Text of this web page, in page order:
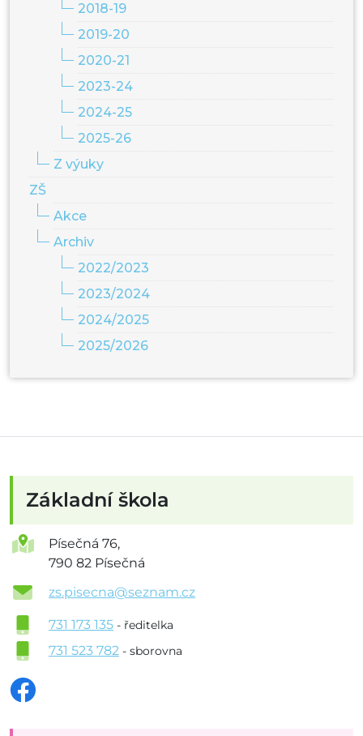
2018-19
2019-20
2020-21
2023-24
2024-25
2025-26
Z výuky
ZŠ
Akce
Archiv
2022/2023
2023/2024
2024/2025
2025/2026
Základní škola
Písečná 76,
790 82 Písečná
zs.pisecna@seznam.cz
731 173 135 - ředitelka
731 523 782 - sborovna